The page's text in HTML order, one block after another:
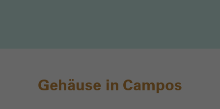
Gehäuse in Campos